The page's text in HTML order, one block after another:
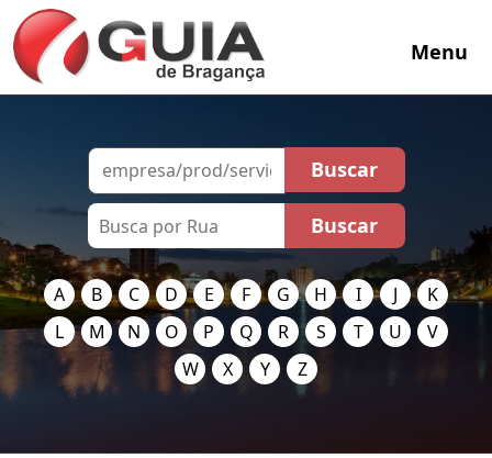
Menu
A B C D E F G H I J
K
L
M N O P Q R S T U
V
W
X Y Z